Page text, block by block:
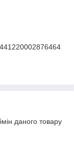
даного товару